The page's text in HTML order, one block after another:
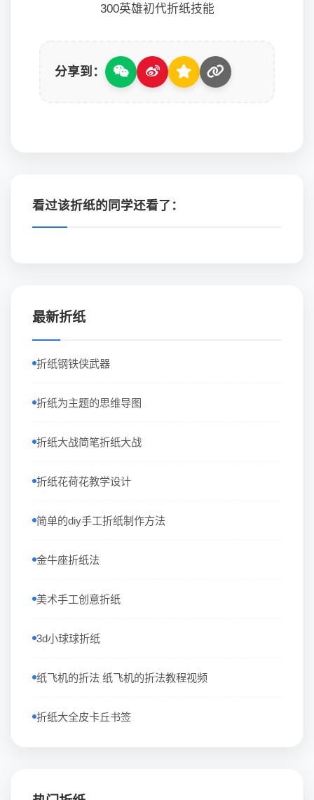
300英雄初代折纸技能
分享到：
看过该折纸的同学还看了：
最新折纸
折纸钢铁侠武器
折纸为主题的思维导图
折纸大战简笔折纸大战
折纸花荷花教学设计
简单的diy手工折纸制作方法
金牛座折纸法
美术手工创意折纸
3d小球球折纸
纸飞机的折法 纸飞机的折法教程视频
折纸大全皮卡丘书签